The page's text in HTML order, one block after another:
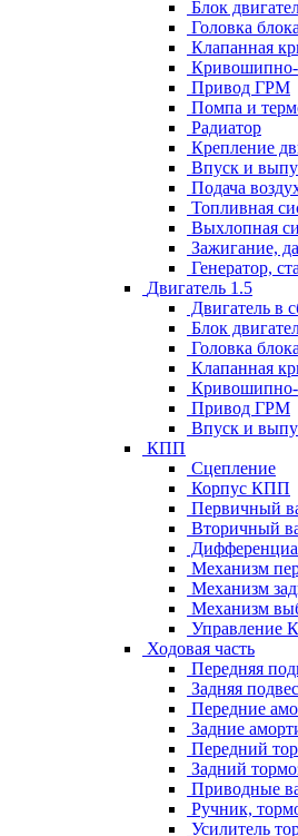
Блок
Головка
Клапанная
Привод ГРМ
Помпа и
Радиатор
Крепление
Впуск и
Подача
Топливная
Выхлопная
Зажигание,
Генератор,
Двигатель 1.5
Двигатель в
Блок
Головка
Клапанная
Привод ГРМ
Впуск и
КПП
Сцепление
Корпус КПП
Первичный
Вторичный
Механизм
Механизм
Механизм
Управление
Ходовая часть
Передняя
Задняя
Передние
Задние
Передний
Задний
Приводные
Ручник,
Усилитель